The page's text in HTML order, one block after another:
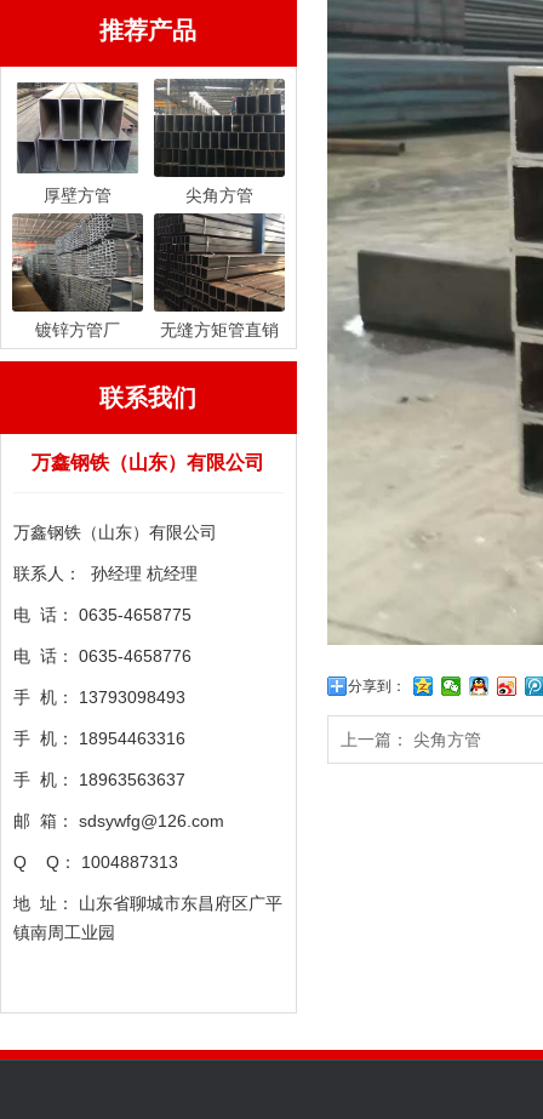
推荐产品
厚壁方管 尖角方管
镀锌方管厂 无缝方矩管直销
联系我们
万鑫钢铁（山东）有限公司
万鑫钢铁（山东）有限公司
联系人： 孙经理 杭经理
电 话： 0635-4658775
电 话： 0635-4658776
手 机： 13793098493
手 机： 18954463316
手 机： 18963563637
邮 箱： sdsywfg@126.com
Q Q： 1004887313
地 址： 山东省聊城市东昌府区广平
镇南周工业园
分享到：
上一篇： 尖角方管